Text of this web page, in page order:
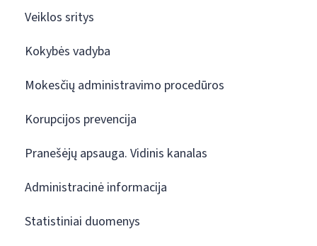
Veiklos sritys
Kokybės vadyba
Mokesčių administravimo procedūros
Korupcijos prevencija
Pranešėjų apsauga. Vidinis kanalas
Administracinė informacija
Statistiniai duomenys